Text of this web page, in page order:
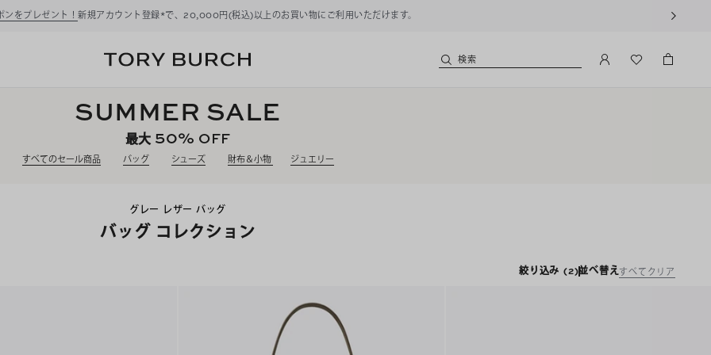
をプレゼント！ 新規アカウント登録*で、20,000円(税込)以上のお買い物にご利用いただけます。
検索
SUMMER SALE
最大 50% OFF
すべてのセール商品 バッグ シューズ 財布＆小物 ジュエリー
グレー レザー バッグ
バッグ コレクション
絞り込み (2)並べ替えすべてクリア